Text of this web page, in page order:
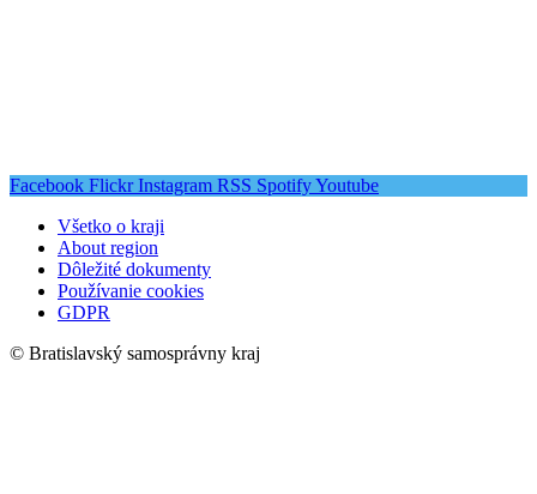
Facebook Flickr Instagram RSS SpotifyYoutube
Všetko o kraji
About region
Dôležité dokumenty
Používanie cookies
GDPR
© Bratislavský samosprávny kraj